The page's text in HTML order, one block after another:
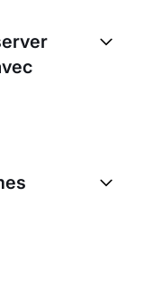
adaptée à vos
ce qui peut